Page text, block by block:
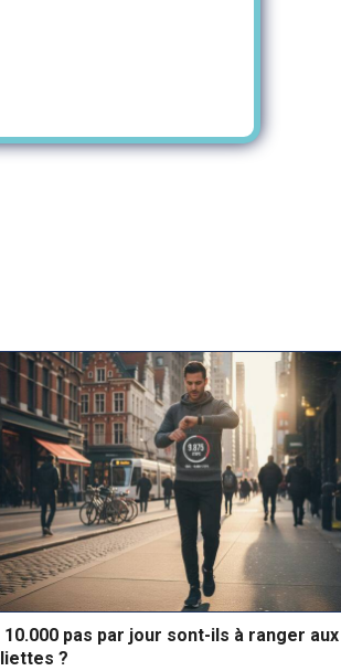
10.000 pas par jour sont-ils à ranger aux
?